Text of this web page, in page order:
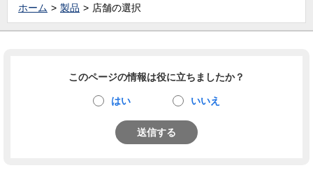
ホーム 製品 店舗の選択
このページの情報は役に立ちましたか？
はい いいえ
送信する